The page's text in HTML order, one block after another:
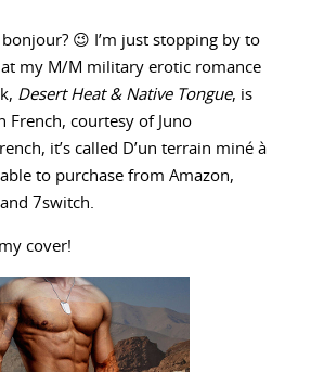
😉 I’m just stopping by to
my M/M military erotic romance
Desert Heat & Native Tongue, is
French, courtesy of Juno
it’s called D’un terrain miné à
to purchase from Amazon,
and 7switch.
cover!